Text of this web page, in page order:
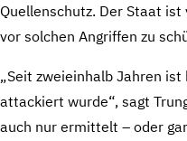
Quellenschutz. Der Staat
vor solchen Angriffen zu
„Seit zweieinhalb Jahren
attackiert wurde“, sagt
auch nur ermittelt – oder